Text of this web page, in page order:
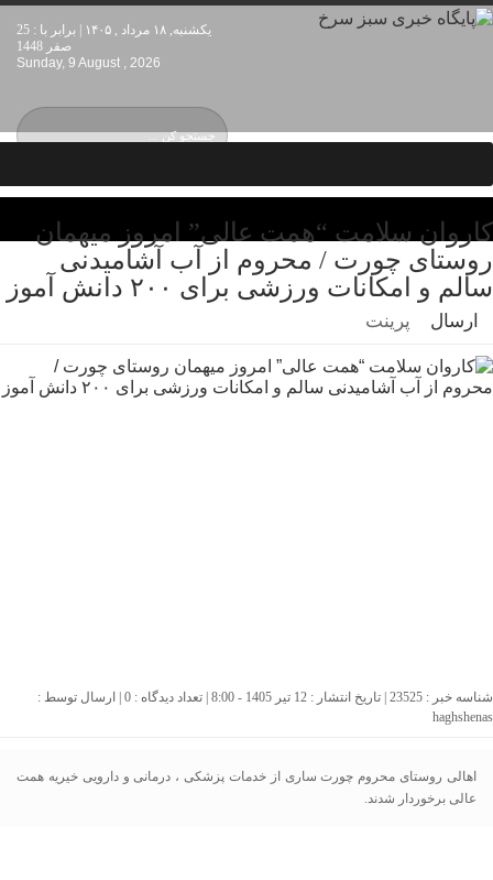
یکشنبه, ۱۸ مرداد , ۱۴۰۵ | برابر با : 25
صفر 1448
Sunday, 9 August , 2026
کاروان سلامت “همت عالی” امروز میهمان
روستای چورت / محروم از آب آشامیدنی
سالم و امکانات ورزشی برای ۲۰۰ دانش آموز
ارسال پرینت
شناسه خبر : 23525 | تاریخ انتشار : 12 تیر 1405 - 8:00 | تعداد دیدگاه : 0 | ارسال توسط :
haghshenas
اهالی روستای محروم چورت ساری از خدمات پزشکی ، درمانی و دارویی خیریه همت
عالی برخوردار شدند.